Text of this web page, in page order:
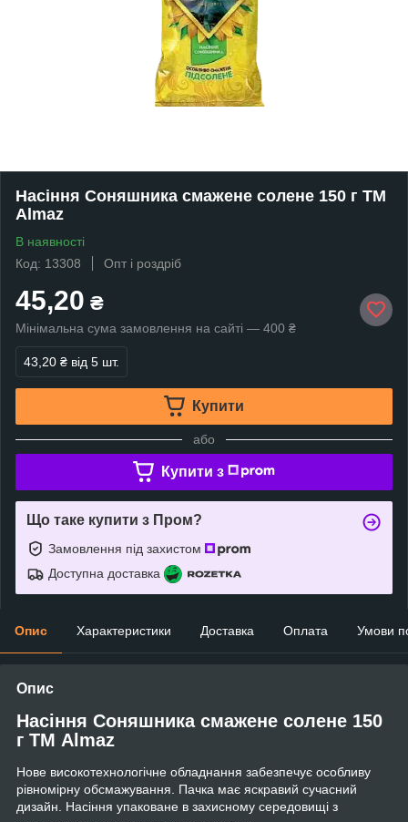
Насіння Соняшника смажене солене 150 г ТМ
Almaz
В наявності
Код: 13308
Опт і роздріб
45,20 ₴
Мінімальна сума замовлення на сайті — 400 ₴
43,20 ₴ від 5 шт.
Купити
або
Купити з
Що таке купити з Пром?
Замовлення під захистом
Доступна доставка
Опис Характеристики Доставка Оплата Умови
Опис
Насіння Соняшника смажене солене 150
г ТМ Almaz
Нове високотехнологічне обладнання забезпечує особливу
рівномірну обсмажування. Пачка має яскравий сучасний
дизайн. Насіння упаковане в захисному середовищі з